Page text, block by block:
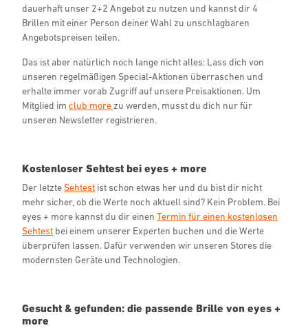
dauerhaft unser 2+2 Angebot zu nutzen und kannst dir 4
Brillen mit einer Person deiner Wahl zu unschlagbaren
Angebotspreisen teilen.
Das ist aber natürlich noch lange nicht alles: Lass dich von
unseren regelmäßigen Special-Aktionen überraschen und
erhalte immer vorab Zugriff auf unsere Preisaktionen. Um
Mitglied im club more zu werden, musst du dich nur für
unseren Newsletter registrieren.
Kostenloser Sehtest bei eyes + more
Der letzteSehtest ist schon etwas her und du bist dir nicht
mehr sicher, ob die Werte noch aktuell sind? Kein Problem. Bei
eyes + more kannst du dir einen Termin für einen kostenlosen
Sehtest bei einem unserer Experten buchen und die Werte
überprüfen lassen. Dafür verwenden wir unseren Stores die
modernsten Geräte und Technologien.
Gesucht & gefunden: die passende Brille von eyes +
more